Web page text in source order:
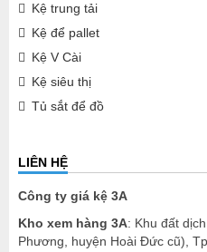
Kệ trung tải
Kệ để pallet
Kệ V Cài
Kệ siêu thị
Tủ sắt để đồ
LIÊN HỆ
Công ty giá kệ 3A
Kho xem hàng 3A: Khu đất
Phương, huyện Hoài Đức cũ),